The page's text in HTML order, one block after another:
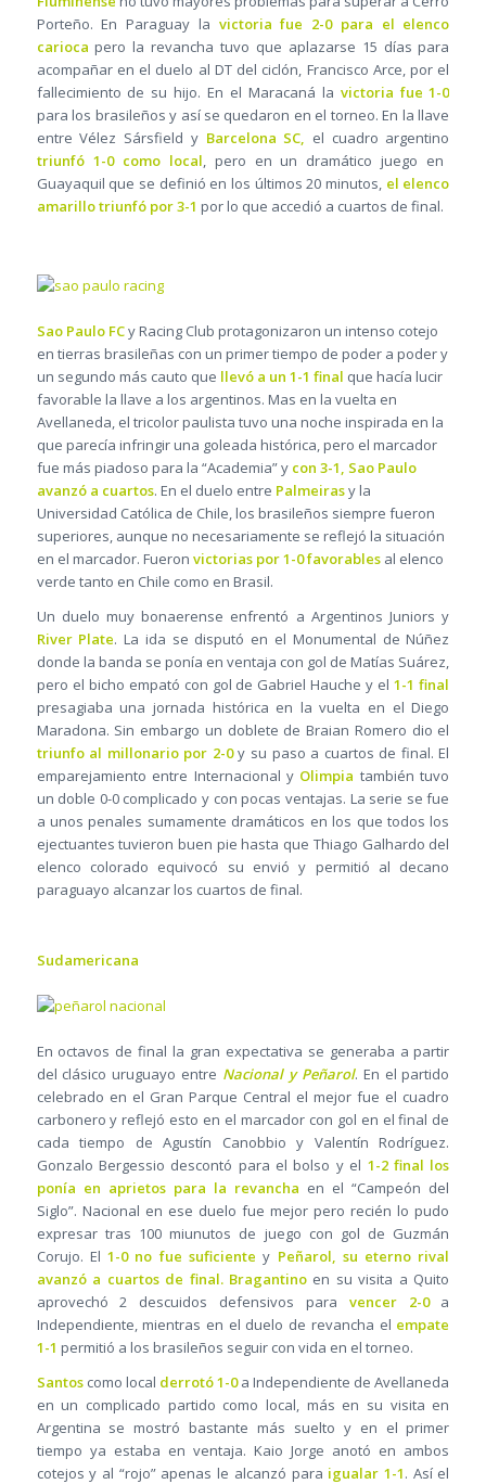
Porteño. En Paraguay la victoria fue 2-0 para el elenco
carioca pero la revancha tuvo que aplazarse 15 días para
acompañar en el duelo al DT del ciclón, Francisco Arce, por el
fallecimiento de su hijo. En el Maracaná la victoria fue 1-0
para los brasileños y así se quedaron en el torneo. En la llave
entre Vélez Sársfield y Barcelona SC, el cuadro argentino
triunfó 1-0 como local, pero en un dramático juego en
Guayaquil que se definió en los últimos 20 minutos, el elenco
amarillo triunfó por 3-1 por lo que accedió a cuartos de final.
Sao Paulo FCy Racing Club protagonizaron un intenso cotejo
en tierras brasileñas con un primer tiempo de poder a poder y
un segundo más cauto que llevó a un 1-1 final que hacía lucir
favorable la llave a los argentinos. Mas en la vuelta en
Avellaneda, el tricolor paulista tuvo una noche inspirada en la
que parecía infringir una goleada histórica, pero el marcador
fue más piadoso para la “Academia” y con 3-1, Sao Paulo
avanzó a cuartos. En el duelo entre Palmeirasy la
Universidad Católica de Chile, los brasileños siempre fueron
superiores, aunque no necesariamente se reflejó la situación
en el marcador. Fueron victorias por 1-0 favorablesal elenco
verde tanto en Chile como en Brasil.
Un duelo muy bonaerense enfrentó a Argentinos Juniors y
River Plate. La ida se disputó en el Monumental de Núñez
donde la banda se ponía en ventaja con gol de Matías Suárez,
pero el bicho empató con gol de Gabriel Hauche y el 1-1 final
presagiaba una jornada histórica en la vuelta en el Diego
Maradona. Sin embargo un doblete de Braian Romero dio el
triunfo al millonario por 2-0y su paso a cuartos de final. El
emparejamiento entre Internacional y Olimpia también tuvo
un doble 0-0 complicado y con pocas ventajas. La serie se fue
a unos penales sumamente dramáticos en los que todos los
ejectuantes tuvieron buen pie hasta que Thiago Galhardo del
elenco colorado equivocó su envió y permitió al decano
paraguayo alcanzar los cuartos de final.
Sudamericana
En octavos de final la gran expectativa se generaba a partir
del clásico uruguayo entre Nacional y Peñarol. En el partido
celebrado en el Gran Parque Central el mejor fue el cuadro
carbonero y reflejó esto en el marcador con gol en el final de
cada tiempo de Agustín Canobbio y Valentín Rodríguez.
Gonzalo Bergessio descontó para el bolso y el 1-2 final los
ponía en aprietos para la revancha en el “Campeón del
Siglo”. Nacional en ese duelo fue mejor pero recién lo pudo
expresar tras 100 miunutos de juego con gol de Guzmán
Corujo. El 1-0 no fue suficiente y Peñarol, su eterno rival
avanzó a cuartos de final. Bragantino en su visita a Quito
aprovechó 2 descuidos defensivos para vencer 2-0a
Independiente, mientras en el duelo de revancha el empate
1-1 permitió a los brasileños seguir con vida en el torneo.
Santoscomo local derrotó 1-0a Independiente de Avellaneda
en un complicado partido como local, más en su visita en
Argentina se mostró bastante más suelto y en el primer
tiempo ya estaba en ventaja. Kaio Jorge anotó en ambos
cotejos y al “rojo” apenas le alcanzó para igualar 1-1. Así el